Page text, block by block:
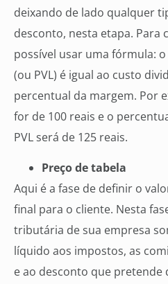
deixando de lado qualquer
desconto, nesta etapa. Para
possível usar uma fórmula:
(ou PVL) é igual ao custo
percentual da margem. Por
for de 100 reais e o
PVL será de 125 reais.
Preço de tabela
Aqui é a fase de definir o
final para o cliente. Nesta
tributária de sua empresa
líquido aos impostos, as
e ao desconto que pretende